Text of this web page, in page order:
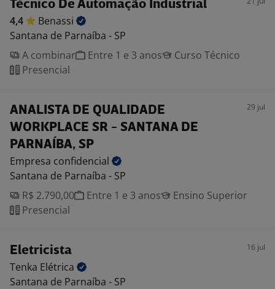
Técnico De Automação Industrial
4,4
Benassi
Santana de Parnaíba - SP
A combinar
Entre 1 e 3 anos
Curso Técnico
Presencial
ANALISTA DE QUALIDADE
WORKPLACE SR - SANTANA DE
PARNAÍBA, SP
29 jul
Empresa confidencial
Santana de Parnaíba - SP
R$ 2.790,00
Entre 1 e 3 anos
Ensino Superior
Presencial
Eletricista 16 jul
Tenka Elétrica
Santana de Parnaíba - SP